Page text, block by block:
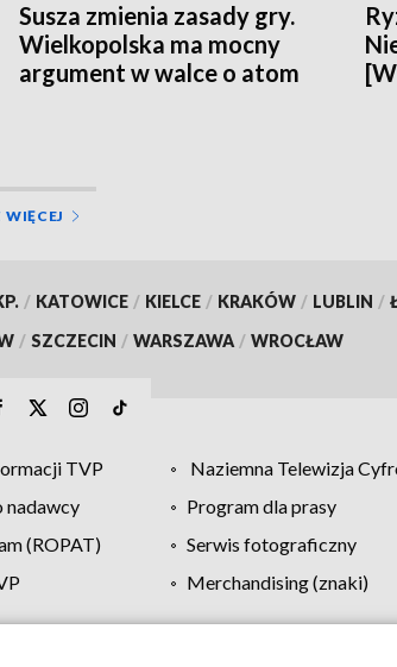
Susza zmienia zasady gry.
Wielkopolska ma mocny
argument w walce o atom
/ KATOWICE / KIELCE / KRAKÓW / LUBLIN /
/ SZCZECIN / WARSZAWA / WROCŁAW
TVP Naziemna Telewizja
nadawcy
Program dla prasy
(ROPAT)
Serwis fotograficzny
Merchandising (znaki)